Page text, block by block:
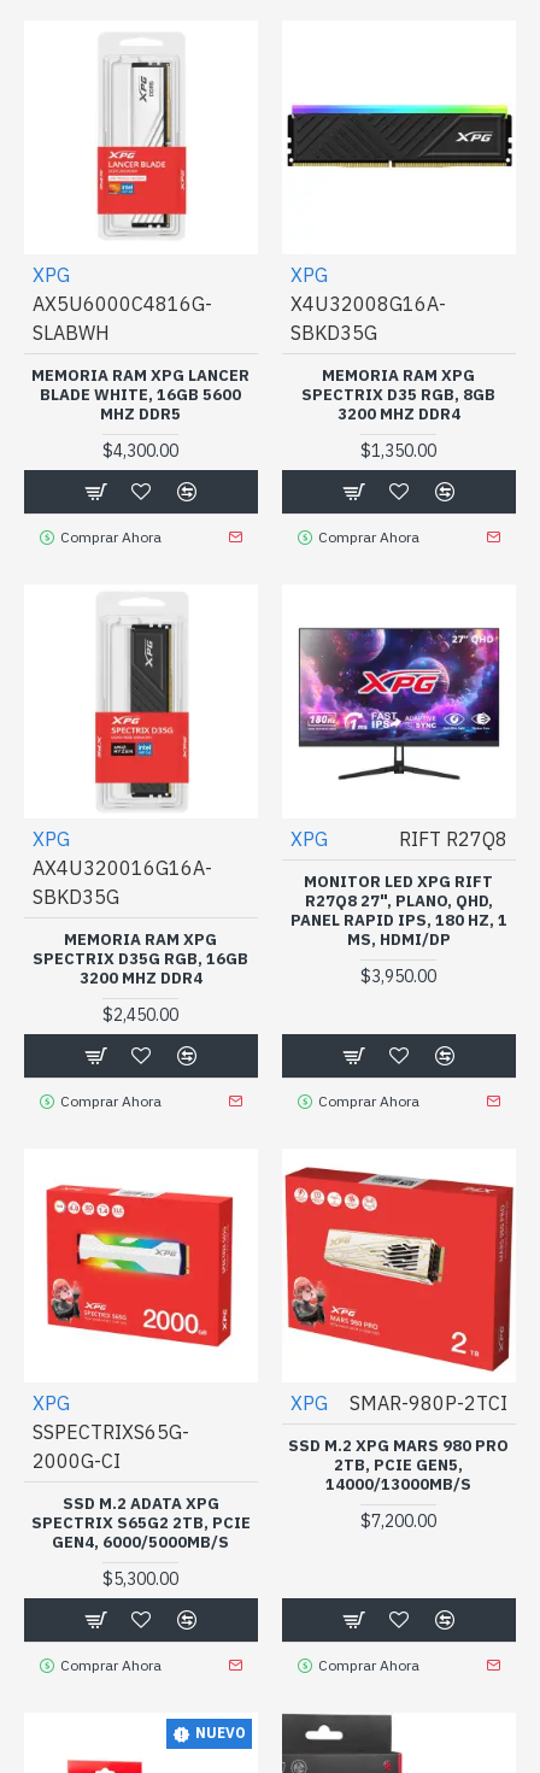
XPG
AX5U6000C4816G-
SLABWH
MEMORIA RAM XPG LANCER
BLADE WHITE, 16GB 5600
MHZ DDR5
$4,300.00
Comprar Ahora
XPG
X4U32008G16A-
SBKD35G
MEMORIA RAM XPG
SPECTRIX D35 RGB, 8GB
3200 MHZ DDR4
$1,350.00
Comprar Ahora
XPG
AX4U320016G16A-
SBKD35G
MEMORIA RAM XPG
SPECTRIX D35G RGB, 16GB
3200 MHZ DDR4
$2,450.00
Comprar Ahora
XPG RIFT R27Q8
MONITOR LED XPG RIFT
R27Q8 27", PLANO, QHD,
PANEL RAPID IPS, 180 HZ, 1
MS, HDMI/DP
$3,950.00
Comprar Ahora
XPG
SSPECTRIXS65G-
2000G-CI
SSD M.2 ADATA XPG
SPECTRIX S65G2 2TB, PCIE
GEN4, 6000/5000MB/S
$5,300.00
Comprar Ahora
XPG SMAR-980P-2TCI
SSD M.2 XPG MARS 980 PRO
2TB, PCIE GEN5,
14000/13000MB/S
$7,200.00
Comprar Ahora
NUEVO